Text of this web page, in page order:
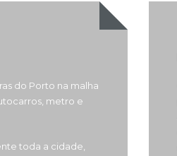
do Porto na malha
metro e
toda a cidade,